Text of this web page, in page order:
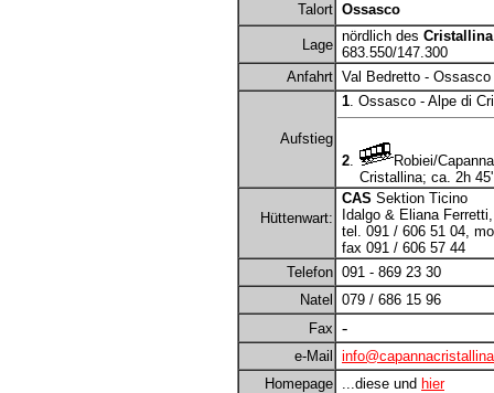
Talort Ossasco
Lage
nördlich des Cristallina
683.550/147.300
Anfahrt Val Bedretto - Ossasco
Aufstieg
1. Ossasco - Alpe di
2.
Robiei/
Cristallina; ca. 2h 45'
Hüttenwart:
CAS Sektion Ticino
Idalgo & Eliana
tel. 091 / 606 51 04,
fax 091 / 606 57 44
Telefon 091 - 869 23 30
Natel
079 / 686 15 96
Fax -
e-Mail
Homepage ...diese und hier